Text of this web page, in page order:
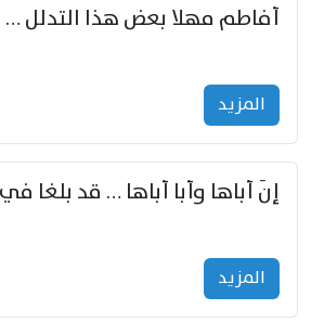
المزید
إنّ أباها وأبا أباها … قد بلغا
المزید